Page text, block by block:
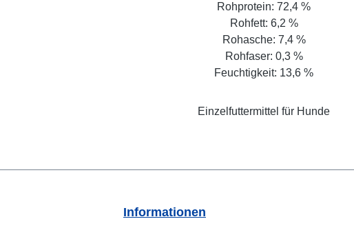
Rohprotein: 72,4 %
Rohfett: 6,2 %
Rohasche: 7,4 %
Rohfaser: 0,3 %
Feuchtigkeit: 13,6 %
Einzelfuttermittel für Hunde
Informationen